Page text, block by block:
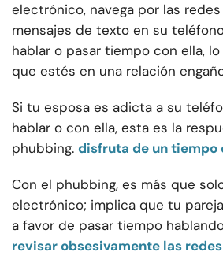
electrónico, navega por las
mensajes de texto en su
hablar o pasar tiempo con ella,
que estés en una relación
Si tu esposa es adicta a su
hablar o con ella, esta es la
phubbing. disfruta de un tiempo
Con el phubbing, es más que
electrónico; implica que tu
a favor de pasar tiempo
revisar obsesivamente las